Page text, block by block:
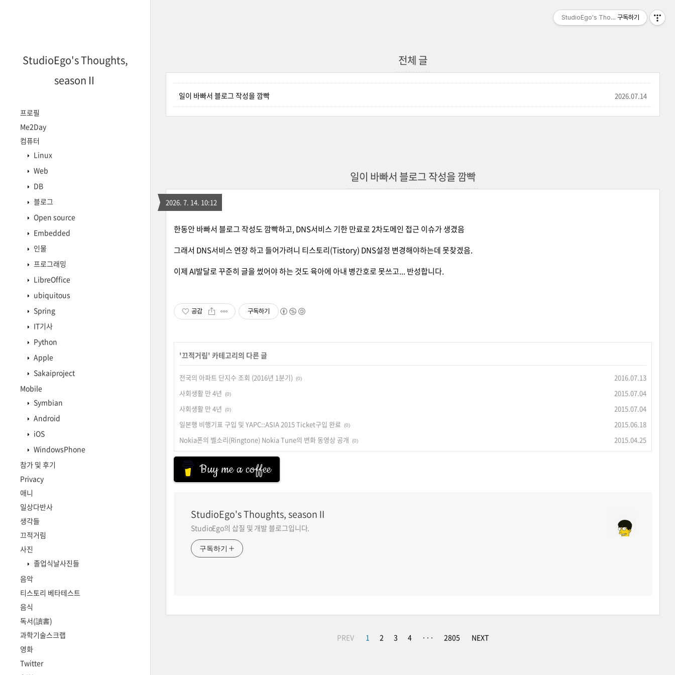
StudioEgo's Thoughts,
seasonⅡ
프로필
Me2Day
컴퓨터
Linux
Web
DB
블로그
Open source
Embedded
인물
프로그래밍
LibreOffice
ubiquitous
Spring
IT기사
Python
Apple
Sakaiproject
Mobile
Symbian
Android
iOS
WindowsPhone
참가 및 후기
Privacy
애니
일상다반사
생각들
끄적거림
사진
졸업식날사진들
음악
티스토리 베타테스트
음식
독서(讀書)
과학기술스크랩
영화
Twitter
전체 글
일이 바빠서 블로그 작성을 깜빡 2026.07.14
일이 바빠서 블로그 작성을 깜빡
2026. 7. 14. 10:12
한동안 바빠서 블로그 작성도 깜빡하고, DNS서비스 기한 만료로 2차도메인 접근 이슈가 생겼음
그래서 DNS서비스 연장 하고 들어가려니 티스토리(Tistory) DNS설정 변경해야하는데 못찾겠음.
이제 AI발달로 꾸준히 글을 썼어야 하는 것도 육아에 아내 병간호로 못쓰고... 반성합니다.
공감 구독하기
'끄적거림' 카테고리의 다른 글
전국의 아파트 단지수 조회 (2016년 1분기) (0)
2016.07.13
사회생활 만 4년
(0)
2015.07.04
사회생활 만 4년
(0)
2015.07.04
일본행 비행기표 구입 및 YAPC::ASIA 2015 Ticket구입 완료
(0)
2015.06.18
Nokia폰의 벨소리(Ringtone) Nokia Tune의 변화 동영상 공개
(0) 2015.04.25
Buy me a coffee
StudioEgo's Thoughts, seasonⅡ
StudioEgo의 삽질 및 개발 블로그입니다.
구독하기
PREV 1 2 3 4 ··· 2805 NEXT
StudioEgo's Thoughts, seasonⅡ
구독하기